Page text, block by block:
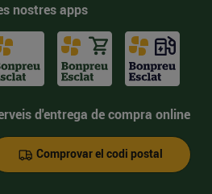
nostres apps
d'entrega de compra online
Comprovar el codi postal